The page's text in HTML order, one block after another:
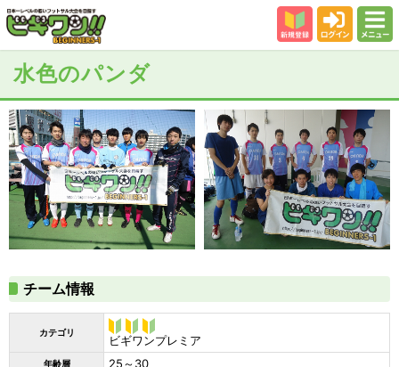
カテゴリー
会場
大会結果
スタッフ紹介
よくある質問
参加者の声
水色のパンダ
チーム情報
カテゴリ
ビギワン
プレミア
ビギワンプレミア
年齢層 25～30